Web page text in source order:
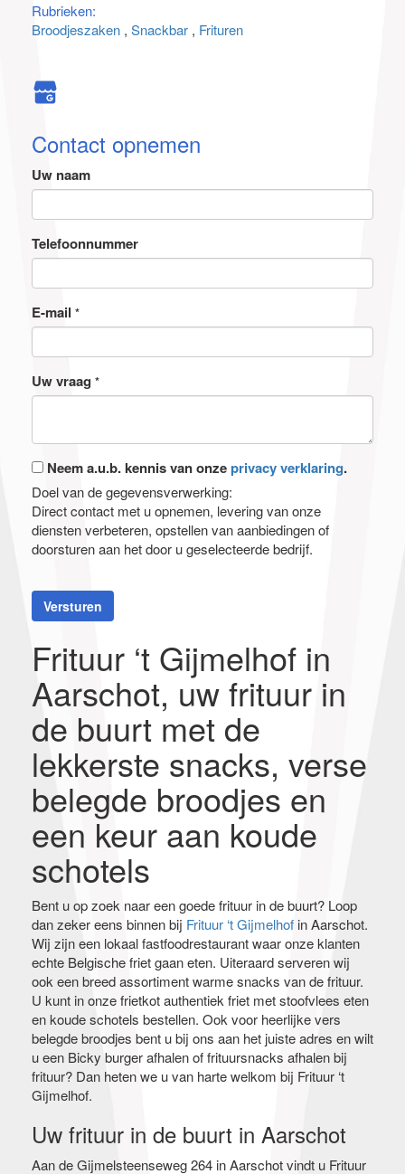
Rubrieken:
Broodjeszaken Snackbar Frituren
Contact opnemen
Uw naam
Telefoonnummer
E-mail *
Uw vraag *
Neem a.u.b. kennis van onzeprivacy verklaring.
Doel van de gegevensverwerking:
Direct contact met u opnemen, levering van onze
diensten verbeteren, opstellen van aanbiedingen of
doorsturen aan het door u geselecteerde bedrijf.
Versturen
Frituur ‘t Gijmelhof in
Aarschot, uw frituur in
de buurt met de
lekkerste snacks, verse
belegde broodjes en
een keur aan koude
schotels
Bent u op zoek naar een goede frituur in de buurt? Loop
dan zeker eens binnen bij Frituur ‘t Gijmelhof in Aarschot.
Wij zijn een lokaal fastfoodrestaurant waar onze klanten
echte Belgische friet gaan eten. Uiteraard serveren wij
ook een breed assortiment warme snacks van de frituur.
U kunt in onze frietkot authentiek friet met stoofvlees eten
en koude schotels bestellen. Ook voor heerlijke vers
belegde broodjes bent u bij ons aan het juiste adres en wilt
u een Bicky burger afhalen of frituursnacks afhalen bij
frituur? Dan heten we u van harte welkom bij Frituur ‘t
Gijmelhof.
Uw frituur in de buurt in Aarschot
Aan de Gijmelsteenseweg 264 in Aarschot vindt u Frituur